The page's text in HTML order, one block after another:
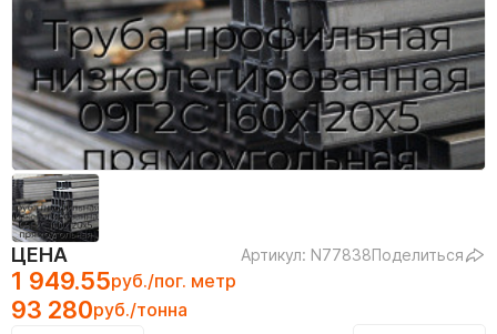
ЦЕНА Артикул: N77838Поделиться
1 949.55руб./пог. метр
93 280руб./тонна